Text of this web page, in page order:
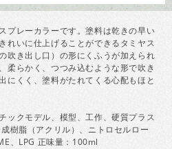
プレーカラーです。塗料は乾きの早い
れいに仕上げることができるタミヤス
吹き出し口）の形にくふうが加えられ
柔らかく、つつみ込むような形で吹き
にくく、塗料がたれてくる心配もほと
ックモデル、模型、工作、硬質プラス
樹脂（アクリル）、ニトロセルロー
、LPG 正味量：100ml